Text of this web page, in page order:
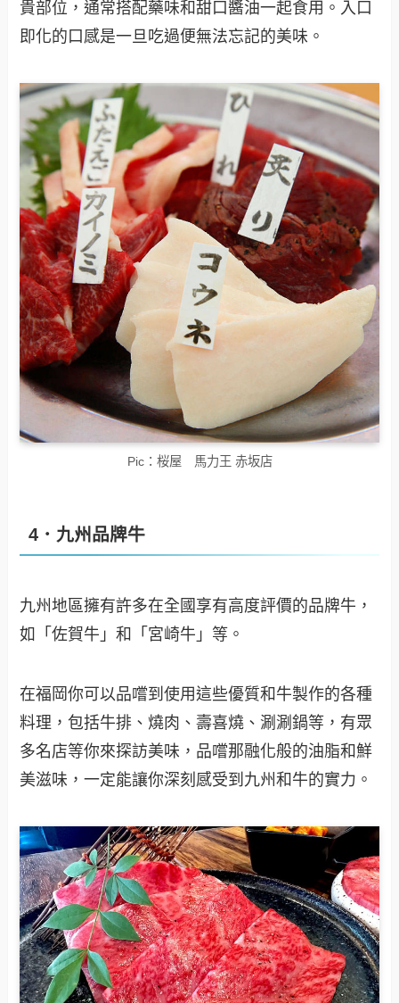
貴部位，通常搭配藥味和甜口醬油一起食用。入口
即化的口感是一旦吃過便無法忘記的美味。
Pic：桜屋 馬力王 赤坂店
4．九州品牌牛
九州地區擁有許多在全國享有高度評價的品牌牛，
如「佐賀牛」和「宮崎牛」等。
在福岡你可以品嚐到使用這些優質和牛製作的各種
料理，包括牛排、燒肉、壽喜燒、涮涮鍋等，有眾
多名店等你來探訪美味，品嚐那融化般的油脂和鮮
美滋味，一定能讓你深刻感受到九州和牛的實力。